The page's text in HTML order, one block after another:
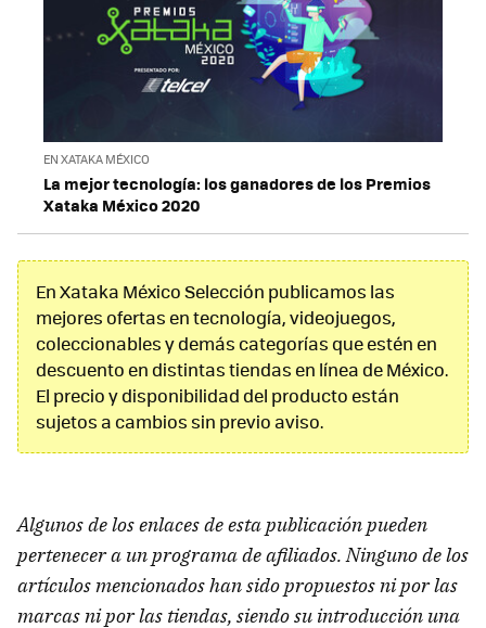
EN XATAKA MÉXICO
La mejor tecnología: los ganadores de los Premios
Xataka México 2020
En Xataka México Selección publicamos las
mejores ofertas en tecnología, videojuegos,
coleccionables y demás categorías que estén en
descuento en distintas tiendas en línea de México.
El precio y disponibilidad del producto están
sujetos a cambios sin previo aviso.
Algunos de los enlaces de esta publicación pueden
pertenecer a un programa de afiliados. Ninguno de los
artículos mencionados han sido propuestos ni por las
marcas ni por las tiendas, siendo su introducción una